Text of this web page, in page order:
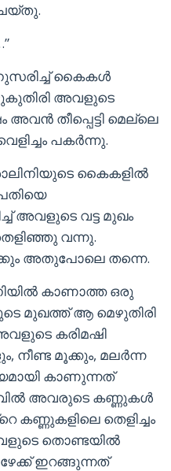
കൈകൾ
അവളുടെ
തീപ്പെട്ടി മെല്ലെ
പകർന്നു.
കൈകളിൽ
അവളുടെ വട്ട മുഖം
വന്നു.
അതുപോലെ തന്നെ.
കാണാത്ത ഒരു
മുഖത്ത് ആ മെഴുതിരി
കരിമഷി
നീണ്ട മൂക്കും, മലർന്ന
കാണുന്നത്
അവരുടെ കണ്ണുകൾ
കണ്ണുകളിലെ തെളിച്ചം
തൊണ്ടയിൽ
ഇറങ്ങുന്നത്